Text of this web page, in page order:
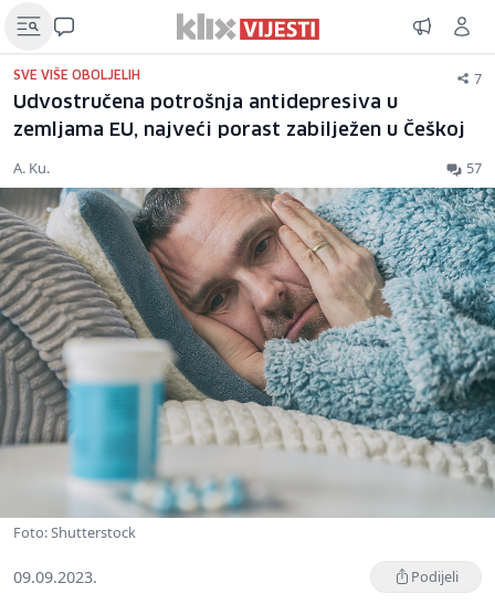
SVE VIŠE OBOLJELIH 7
Udvostručena potrošnja antidepresiva u
zemljama EU, najveći porast zabilježen u Češkoj
A. Ku. 57
Foto: Shutterstock
09.09.2023. Podijeli